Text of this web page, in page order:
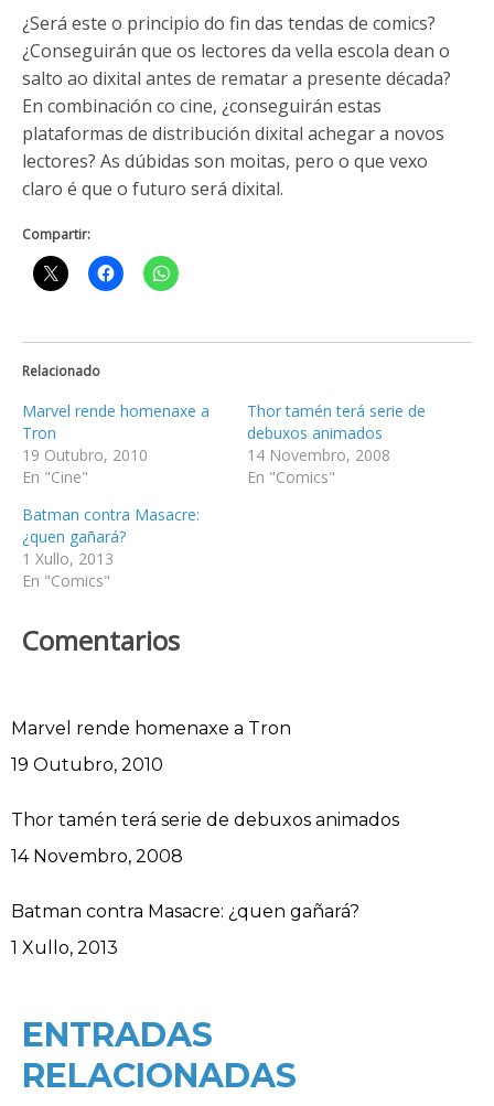
¿Será este o principio do fin das tendas de comics?
¿Conseguirán que os lectores da vella escola dean o
salto ao dixital antes de rematar a presente década?
En combinación co cine, ¿conseguirán estas
plataformas de distribución dixital achegar a novos
lectores? As dúbidas son moitas, pero o que vexo
claro é que o futuro será dixital.
Compartir:
Relacionado
Marvel rende homenaxe a
Tron
19 Outubro, 2010
En "Cine"
Thor tamén terá serie de
debuxos animados
14 Novembro, 2008
En "Comics"
Batman contra Masacre:
¿quen gañará?
1 Xullo, 2013
En "Comics"
Comentarios
Marvel rende homenaxe a Tron
Data
19 Outubro, 2010
Thor tamén terá serie de debuxos animados
Data
14 Novembro, 2008
Batman contra Masacre: ¿quen gañará?
Data
1 Xullo, 2013
ENTRADAS
RELACIONADAS